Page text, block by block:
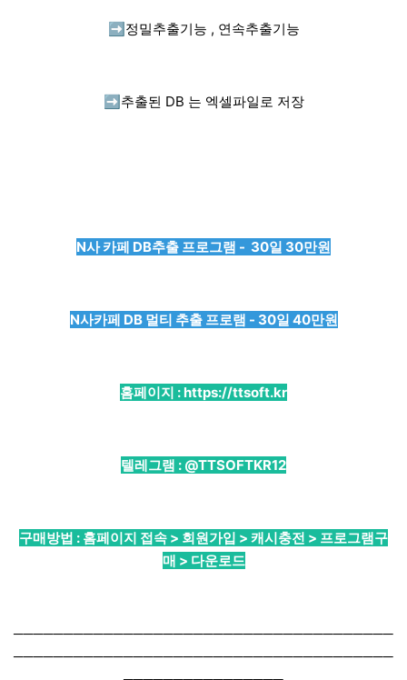
➡️ 정밀추출기능 , 연속추출기능
➡️ 추출된 DB 는 엑셀파일로 저장
N사 카페 DB추출 프로그램 - 30일 30만원
N사카페 DB 멀티 추출 프로램 - 30일 40만원
홈페이지 :https://ttsoft.kr
텔레그램 : @TTSOFTKR12
구매방법 : 홈페이지 접속 > 회원가입 > 캐시충전 > 프로그램구
매 > 다운로드
──────────────────────────────────────
──────────────────────────────────────